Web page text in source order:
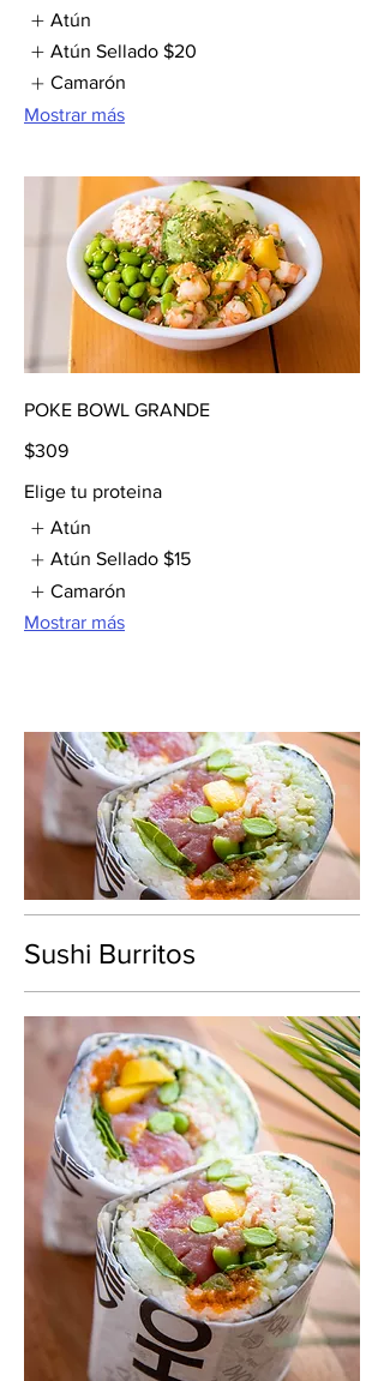
Atún
Atún Sellado $20
Camarón
Mostrar más
POKE BOWL GRANDE
$309
Elige tu proteina
Atún
Atún Sellado $15
Camarón
Mostrar más
Sushi Burritos